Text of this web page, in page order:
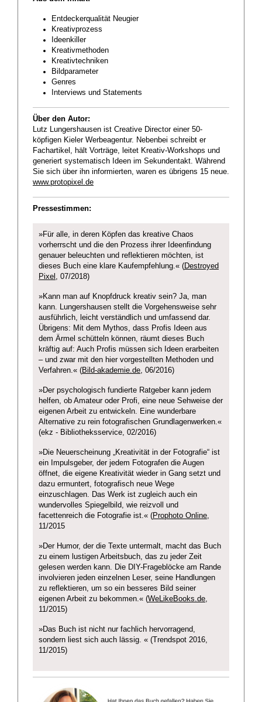
Entdeckerqualität Neugier
Kreativprozess
Ideenkiller
Kreativmethoden
Kreativtechniken
Bildparameter
Genres
Interviews und Statements
Über den Autor:
Lutz Lungershausen ist Creative Director einer 50-
köpfigen Kieler Werbeagentur. Nebenbei schreibt er
Fachartikel, hält Vorträge, leitet Kreativ-Workshops und
generiert systematisch Ideen im Sekundentakt. Während
Sie sich über ihn informierten, waren es übrigens 15 neue.
www.protopixel.de
Pressestimmen:
»Für alle, in deren Köpfen das kreative Chaos
vorherrscht und die den Prozess ihrer Ideenfindung
genauer beleuchten und reflektieren möchten, ist
dieses Buch eine klare Kaufempfehlung.« (Destroyed
Pixel , 07/2018)
»Kann man auf Knopfdruck kreativ sein? Ja, man
kann. Lungershausen stellt die Vorgehensweise sehr
ausführlich, leicht verständlich und umfassend dar.
Übrigens: Mit dem Mythos, dass Profis Ideen aus
dem Ärmel schütteln können, räumt dieses Buch
kräftig auf: Auch Profis müssen sich Ideen erarbeiten
– und zwar mit den hier vorgestellten Methoden und
Verfahren.« (Bild-akademie.de, 06/2016)
»Der psychologisch fundierte Ratgeber kann jedem
helfen, ob Amateur oder Profi, eine neue Sehweise der
eigenen Arbeit zu entwickeln. Eine wunderbare
Alternative zu rein fotografischen Grundlagenwerken.«
(ekz - Bibliotheksservice, 02/2016)
»Die Neuerscheinung „Kreativität in der Fotografie“ ist
ein Impulsgeber, der jedem Fotografen die Augen
öffnet, die eigene Kreativität wieder in Gang setzt und
dazu ermuntert, fotografisch neue Wege
einzuschlagen. Das Werk ist zugleich auch ein
wundervolles Spiegelbild, wie reizvoll und
facettenreich die Fotografie ist.« (Prophoto Online,
11/2015
»Der Humor, der die Texte untermalt, macht das Buch
zu einem lustigen Arbeitsbuch, das zu jeder Zeit
gelesen werden kann. Die DIY-Frageblöcke am Rande
involvieren jeden einzelnen Leser, seine Handlungen
zu reflektieren, um so ein besseres Bild seiner
eigenen Arbeit zu bekommen.« (WeLikeBooks.de,
11/2015)
»Das Buch ist nicht nur fachlich hervorragend,
sondern liest sich auch lässig. « (Trendspot 2016,
11/2015)